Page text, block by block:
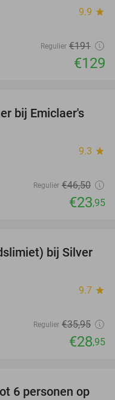
9.9 star
Regulier €191
€129
48%
bij Emiclaer's
9.3 star
Regulier €46,50
€23,95
19%
bij Silver
9.7 star
Regulier €35,95
€28,95
6 personen op